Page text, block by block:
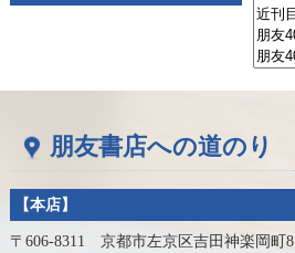
朋友書店への道のり
【本店】
〒606-8311 京都市左京区吉田神楽岡町8